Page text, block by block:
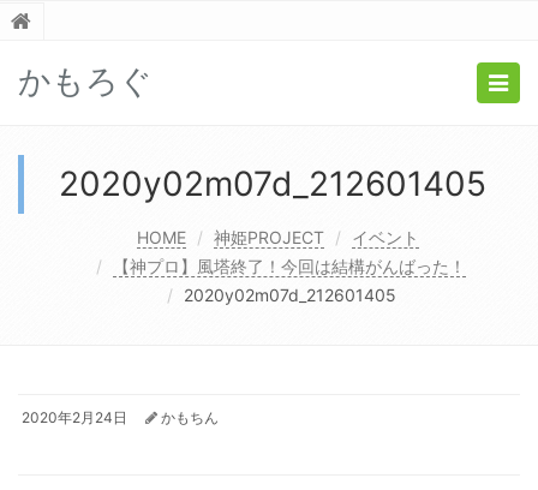
かもろぐ
2020y02m07d_212601405
HOME 神姫PROJECT
イベント
【神プロ】風塔終了！今回は結構がんばった！
2020y02m07d_212601405
2020年2月24日 かもちん